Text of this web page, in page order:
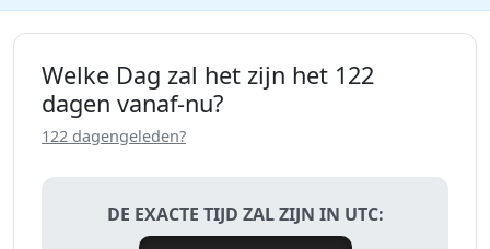
Welke Dag zal het zijn het 122
dagen vanaf-nu?
122 dagengeleden?
DE EXACTE TIJD ZAL ZIJN IN UTC: